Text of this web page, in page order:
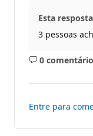
ã
Esta
3 pessoas
0
Sem
Entre para